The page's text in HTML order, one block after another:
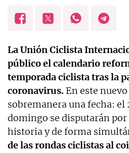
La Unión Ciclista
público el calendario
temporada ciclista tras la
coronavirus. En este
sobremanera una fecha: el
domingo se disputarán
historia y de forma
de las rondas ciclistas al